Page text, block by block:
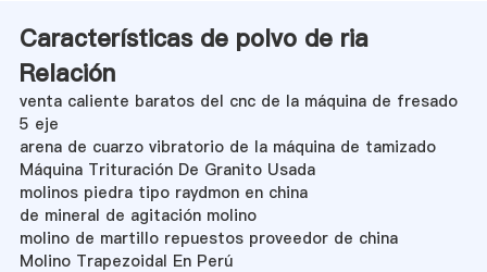
Características de polvo de ria
Relación
venta caliente baratos del cnc de la máquina de fresado
5 eje
arena de cuarzo vibratorio de la máquina de tamizado
Máquina Trituración De Granito Usada
molinos piedra tipo raydmon en china
de mineral de agitación molino
molino de martillo repuestos proveedor de china
Molino Trapezoidal En Perú